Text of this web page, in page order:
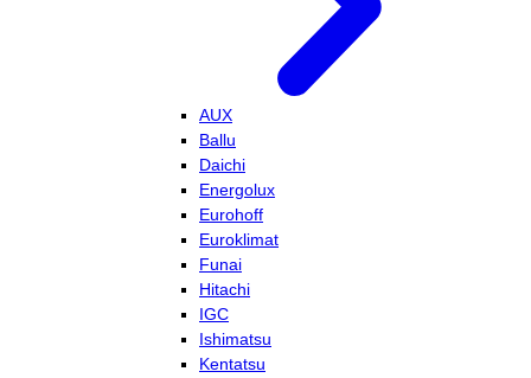
AUX
Ballu
Daichi
Energolux
Eurohoff
Euroklimat
Funai
Hitachi
IGC
Ishimatsu
Kentatsu